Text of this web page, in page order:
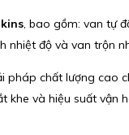
, bao gồm: van tự
nhiệt độ và van trộn
chất lượng
và hiệu suất vận